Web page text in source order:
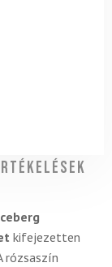
kifejezetten
rózsaszín